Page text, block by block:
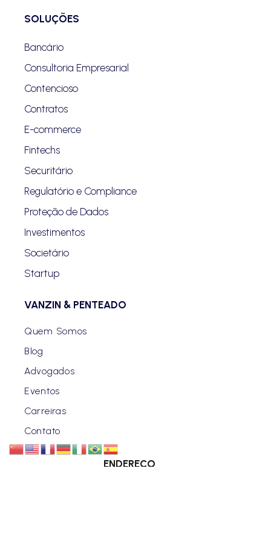
ENDEREÇO
SOLUÇÕES
Bancário
Consultoria Empresarial
Contencioso
Contratos
E-commerce
Fintechs
Securitário
Regulatório e Compliance
Proteção de Dados
Investimentos
Societário
Startup
VANZIN & PENTEADO
Quem Somos
Blog
Advogados
Eventos
Carreiras
Contato